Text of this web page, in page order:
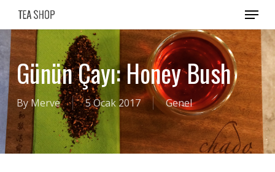
Skip
main
content
Menu
Günün Çayı: Honey Bush
ByMerve 5 Ocak 2017 Genel